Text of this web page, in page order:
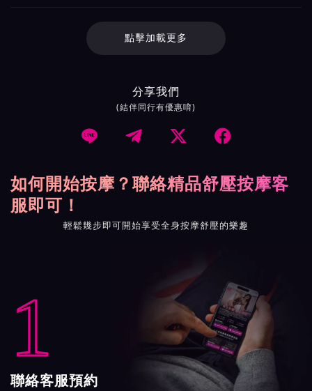
點擊加載更多
分享我們
(結伴同行有優惠唷)
   
如何開始按摩？聯絡精品舒壓按摩客
服即可！
輕鬆幾步即可開始享受全身按摩舒壓的樂趣
1
聯絡客服預約